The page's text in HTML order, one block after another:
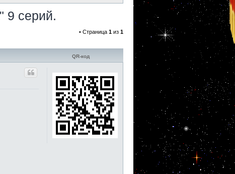
9 серий.
• Страница 1 из 1
QR-код